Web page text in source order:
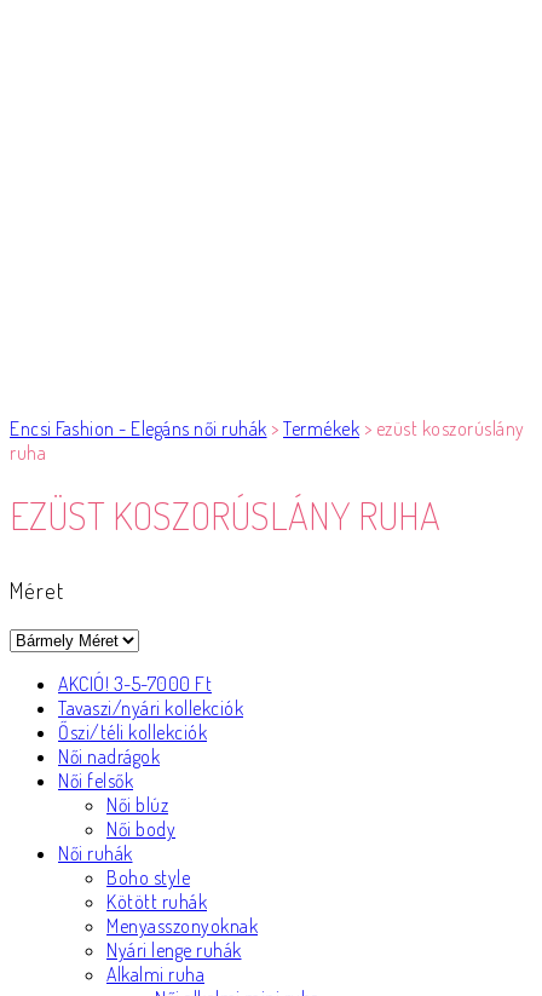
Encsi Fashion - Elegáns női ruhák > Termékek > ezüst koszorúslány
ruha
EZÜST KOSZORÚSLÁNY RUHA
Méret
AKCIÓ! 3-5-7000 Ft
Tavaszi/nyári kollekciók
Őszi/téli kollekciók
Női nadrágok
Női felsők
Női blúz
Női body
Női ruhák
Boho style
Kötött ruhák
Menyasszonyoknak
Nyári lenge ruhák
Alkalmi ruha